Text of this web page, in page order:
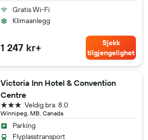
Gratis Wi-Fi
Klimaanlegg
1 247 kr+
Sjekk
tilgjengelighet
Victoria Inn Hotel & Convention
Centre
Winnipeg, MB, Canada
8.0
Veldig bra
3 stjerner
Parking
Flyplasstransport